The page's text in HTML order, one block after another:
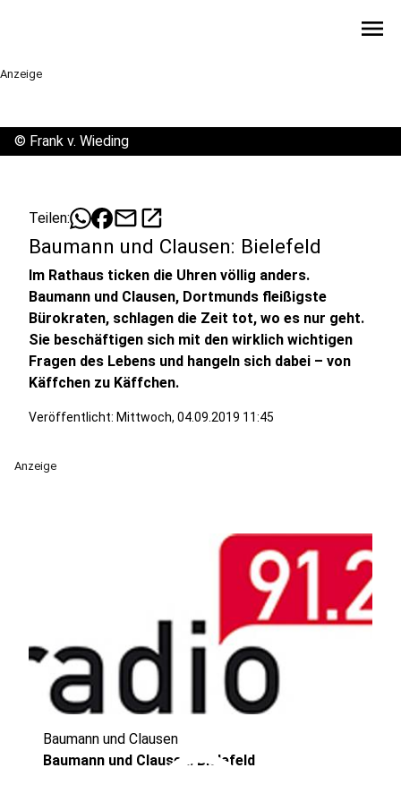
menu
Anzeige
© Frank v. Wieding
Teilen: mailopen_in_new
Baumann und Clausen: Bielefeld
Im Rathaus ticken die Uhren völlig anders.
Baumann und Clausen, Dortmunds fleißigste
Bürokraten, schlagen die Zeit tot, wo es nur geht.
Sie beschäftigen sich mit den wirklich wichtigen
Fragen des Lebens und hangeln sich dabei – von
Käffchen zu Käffchen.
Veröffentlicht: Mittwoch, 04.09.2019 11:45
Anzeige
Baumann und Clausen
Baumann und Clausen: Bielefeld